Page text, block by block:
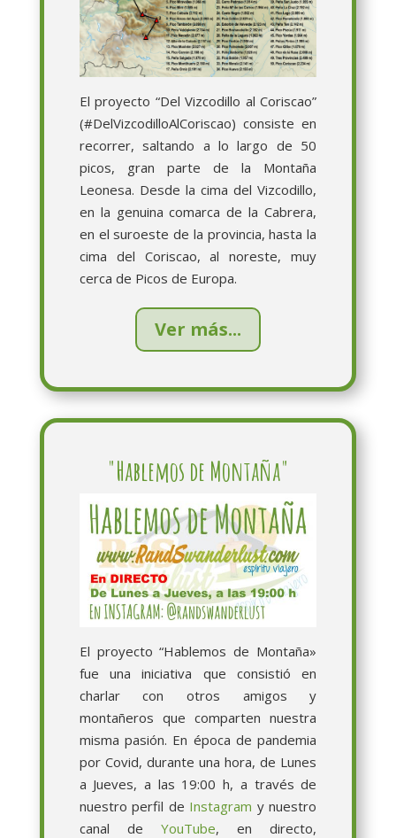
El proyecto “Del Vizcodillo al Coriscao”
(#DelVizcodilloAlCoriscao) consiste en
recorrer, saltando a lo largo de 50
picos, gran parte de la Montaña
Leonesa. Desde la cima del Vizcodillo,
en la genuina comarca de la Cabrera,
en el suroeste de la provincia, hasta la
cima del Coriscao, al noreste, muy
cerca de Picos de Europa.
Ver más...
"Hablemos de Montaña"
El proyecto “Hablemos de Montaña»
fue una iniciativa que consistió en
charlar con otros amigos y
montañeros que comparten nuestra
misma pasión. En época de pandemia
por Covid, durante una hora, de Lunes
a Jueves, a las 19:00 h, a través de
nuestro perfil de Instagram y nuestro
canal de YouTube, en directo,